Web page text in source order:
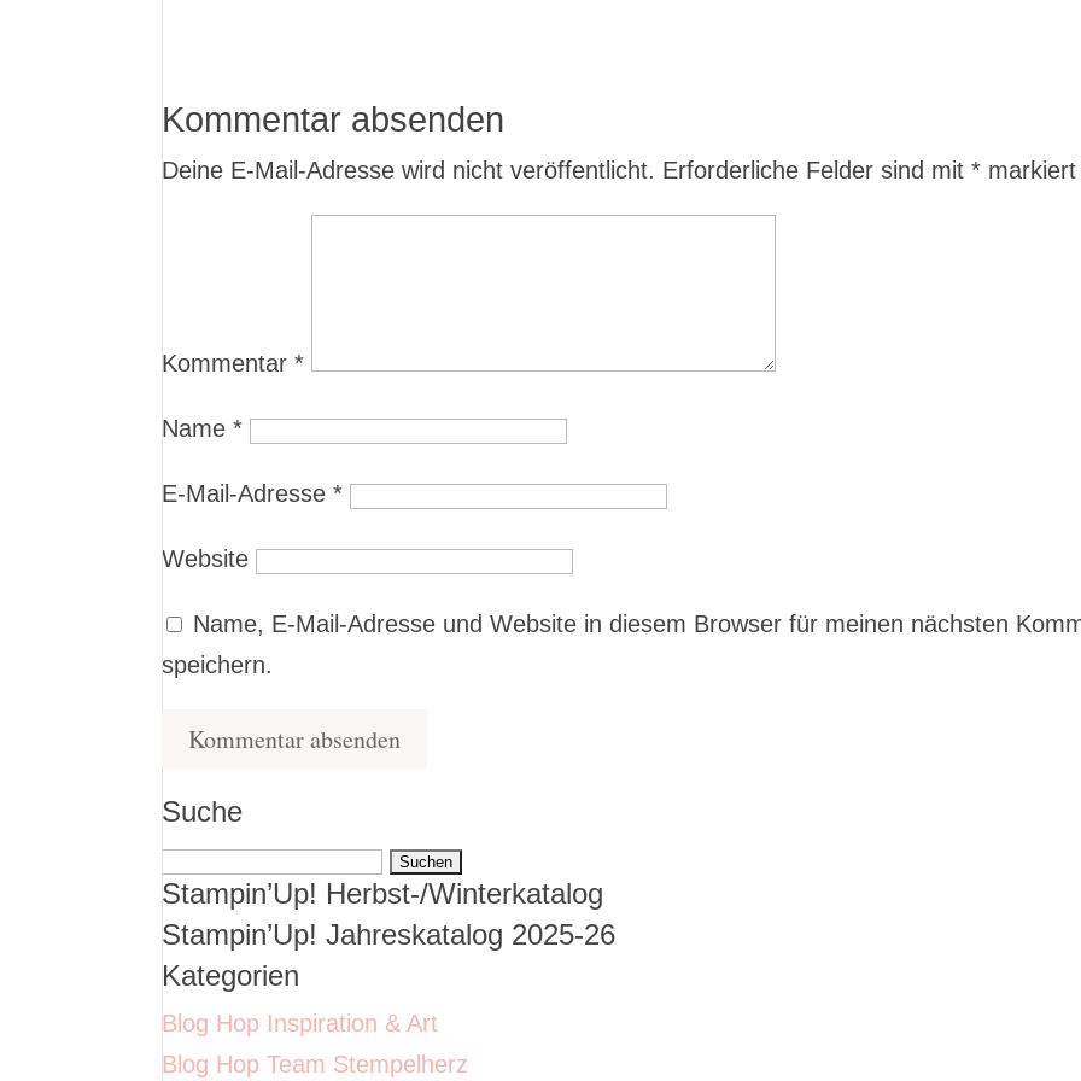
Kommentar absenden
Deine E-Mail-Adresse wird nicht veröffentlicht. Erforderliche Felder sind mit* markiert
Kommentar*
Name*
E-Mail-Adresse*
Website
Name, E-Mail-Adresse und Website in diesem Browser für meinen nächsten
speichern.
Suche
Suchen
nach:
Stampin’Up! Herbst-/Winterkatalog
Stampin’Up! Jahreskatalog 2025-26
Kategorien
Blog Hop Inspiration & Art
Blog Hop Team Stempelherz